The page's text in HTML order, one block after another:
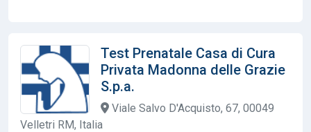
Test Prenatale Casa di Cura
Privata Madonna delle Grazie
S.p.a.
Viale Salvo D'Acquisto, 67, 00049
Velletri RM, Italia